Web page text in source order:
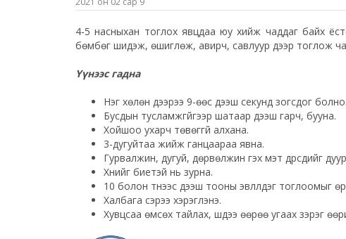
4-5 насныхан тоглох явцдаа юу хийж чаддаг байх
бөмбөг шидэж, өшиглөж, авирч, савлуур дээр тоглож
Үүнээс гадна
Нэг хөлөн дээрээ 9-өөс дээш секунд зогсдог болно.
Бусдын тусламжгүйгээр шатаар дээш гарч, бууна.
Хойшоо ухарч төвөггүй алхана.
3-дугуйтаа жийж ганцаараа явна.
Гурвалжин, дугуй, дөрвөлжин гэх мэт дүрсүүдийг
Хүнийг биетэй нь зурна.
10 болон түүнээс дээш тооны эвлүүлдэг тоглоомыг
Халбага сэрээ хэрэглэнэ.
Хувцсаа өмсөх тайлах, шүдээ өөрөө угаах зэрэг